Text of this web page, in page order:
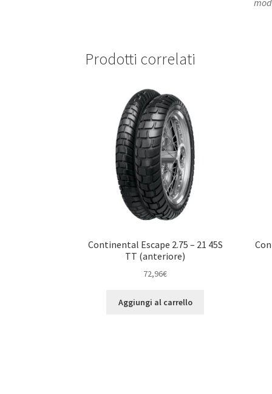
Prodotti correlati
Continental Escape 2.75 – 21 45S
TT (anteriore)
72,96€
Aggiungi al carrello